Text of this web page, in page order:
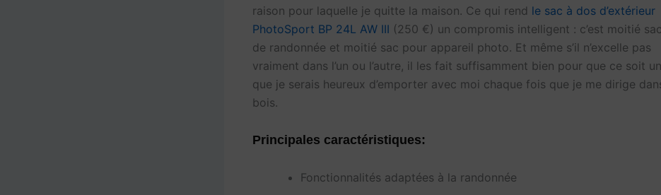
raison pour laquelle je quitte la maison. Ce qui rend le sac à dos d’extérieur
PhotoSport BP 24L AW III (250 €) un compromis intelligent : c’est moitié
de randonnée et moitié sac pour appareil photo. Et même s’il n’excelle pas
vraiment dans l’un ou l’autre, il les fait suffisamment bien pour que ce soit
que je serais heureux d’emporter avec moi chaque fois que je me dirige
bois.
Principales caractéristiques:
Fonctionnalités adaptées à la randonnée